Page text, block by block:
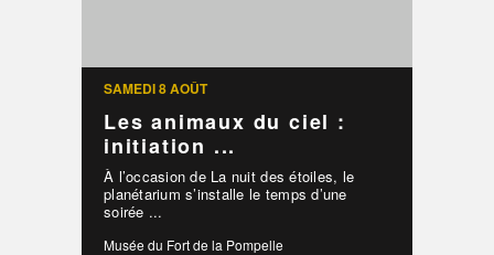
SAMEDI 8 AOÛT
Les animaux du ciel :
initiation ...
À l’occasion de La nuit des étoiles, le
planétarium s’installe le temps d’une
soirée ...
Musée du Fort de la Pompelle